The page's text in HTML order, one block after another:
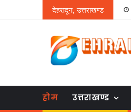
देहरादून, उत्तराखण्ड
होम उत्तराखण्ड